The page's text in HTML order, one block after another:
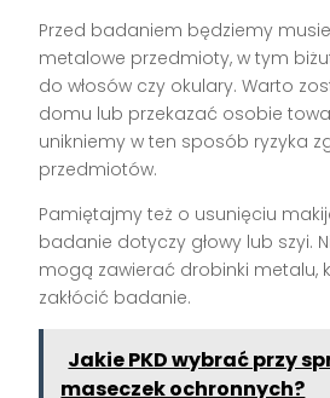
Przed badaniem będziemy
metalowe przedmioty, w tym
do włosów czy okulary. Warto
domu lub przekazać osobie
unikniemy w ten sposób ryzyka
przedmiotów.
Pamiętajmy też o usunięciu
badanie dotyczy głowy lub szyi.
mogą zawierać drobinki metalu,
zakłócić badanie.
Jakie PKD wybrać przy
maseczek ochronnych?